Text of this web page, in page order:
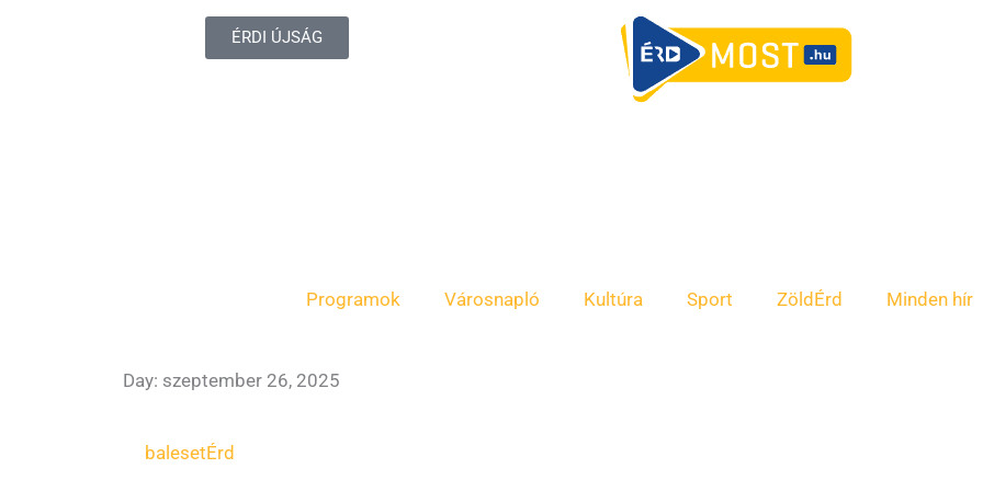
ÉRDI ÚJSÁG
Programok Városnapló Kultúra Sport ZöldÉrd Minden hír
Day: szeptember 26, 2025
balesetÉrd